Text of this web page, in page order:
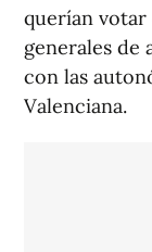
querían votar
generales de
con las
Valenciana.